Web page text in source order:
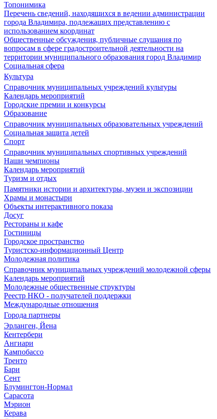
Топонимика
Перечень сведений, находящихся в ведении администрации
города Владимира, подлежащих представлению с
использованием координат
Общественные обсуждения, публичные слушания по
вопросам в сфере градостроительной деятельности на
территории муниципального образования город Владимир
Социальная сфера
Культура
Справочник муниципальных учреждений культуры
Календарь мероприятий
Городские премии и конкурсы
Образование
Справочник муниципальных образовательных учреждений
Социальная защита детей
Спорт
Справочник муниципальных спортивных учреждений
Наши чемпионы
Календарь мероприятий
Туризм и отдых
Памятники истории и архитектуры, музеи и экспозиции
Храмы и монастыри
Объекты интерактивного показа
Досуг
Рестораны и кафе
Гостиницы
Городское пространство
Туристско-информационный Центр
Молодежная политика
Справочник муниципальных учреждений молодежной сферы
Календарь мероприятий
Молодежные общественные структуры
Реестр НКО - получателей поддержки
Международные отношения
Города партнеры
Эрланген, Йена
Кентербери
Ангиари
Кампобассо
Тренто
Бари
Сент
Блумингтон-Нормал
Сарасота
Мэрион
Керава